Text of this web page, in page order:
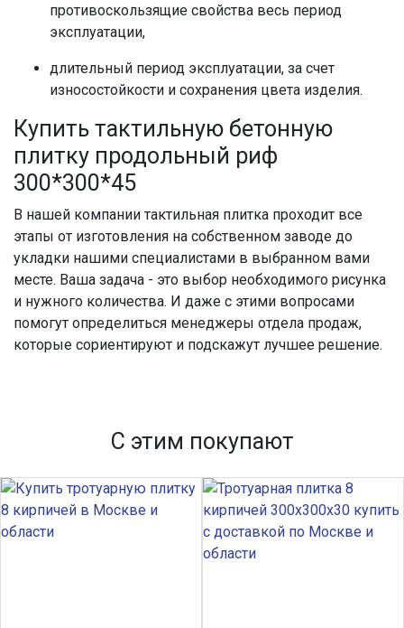
противоскользящие свойства весь период
эксплуатации,
длительный период эксплуатации, за счет
износостойкости и сохранения цвета изделия.
Купить тактильную бетонную
плитку продольный риф
300*300*45
В нашей компании тактильная плитка проходит все
этапы от изготовления на собственном заводе до
укладки нашими специалистами в выбранном вами
месте. Ваша задача - это выбор необходимого рисунка
и нужного количества. И даже с этими вопросами
помогут определиться менеджеры отдела продаж,
которые сориентируют и подскажут лучшее решение.
С этим покупают